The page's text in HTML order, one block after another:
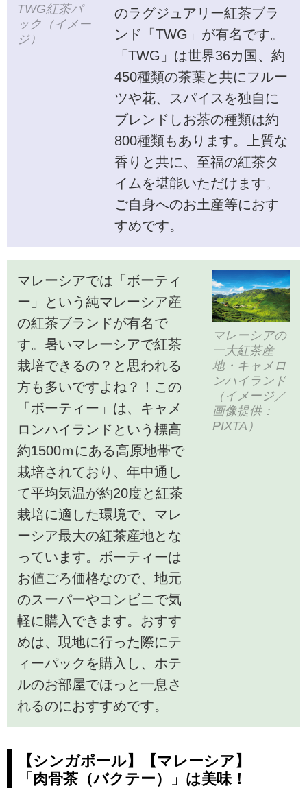
TWG紅茶パ
ック（イメー
ジ）
のラグジュアリー紅茶ブラ
ンド「TWG」が有名です。
「TWG」は世界36カ国、約
450種類の茶葉と共にフルー
ツや花、スパイスを独自に
ブレンドしお茶の種類は約
800種類もあります。上質な
香りと共に、至福の紅茶タ
イムを堪能いただけます。
ご自身へのお土産等におす
すめです。
マレーシアの
一大紅茶産
地・キャメロ
ンハイランド
（イメージ／
画像提供：
PIXTA）
マレーシアでは「ボーティ
ー」という純マレーシア産
の紅茶ブランドが有名で
す。暑いマレーシアで紅茶
栽培できるの？と思われる
方も多いですよね？！この
「ボーティー」は、キャメ
ロンハイランドという標高
約1500ｍにある高原地帯で
栽培されており、年中通し
て平均気温が約20度と紅茶
栽培に適した環境で、マレ
ーシア最大の紅茶産地とな
っています。ボーティーは
お値ごろ価格なので、地元
のスーパーやコンビニで気
軽に購入できます。おすす
めは、現地に行った際にテ
ィーパックを購入し、ホテ
ルのお部屋でほっと一息さ
れるのにおすすめです。
【シンガポール】【マレーシア】
「肉骨茶（バクテー）」は美味！